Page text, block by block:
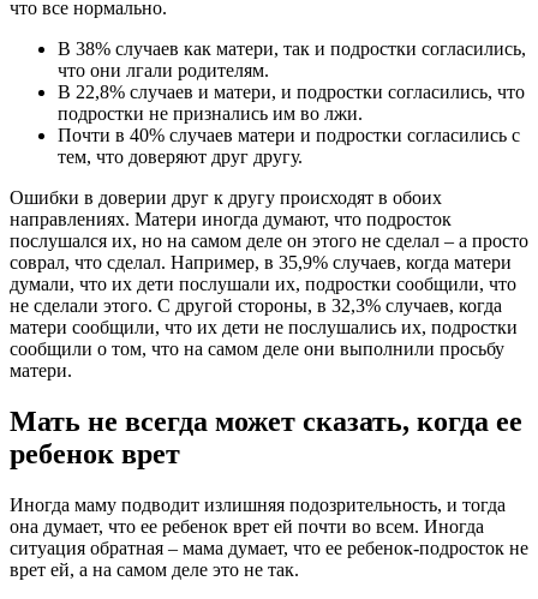
что все нормально.
В 38% случаев как матери, так и подростки согласились,
что они лгали родителям.
В 22,8% случаев и матери, и подростки согласились, что
подростки не признались им во лжи.
Почти в 40% случаев матери и подростки согласились с
тем, что доверяют друг другу.
Ошибки в доверии друг к другу происходят в обоих
направлениях. Матери иногда думают, что подросток
послушался их, но на самом деле он этого не сделал – а просто
соврал, что сделал. Например, в 35,9% случаев, когда матери
думали, что их дети послушали их, подростки сообщили, что
не сделали этого. С другой стороны, в 32,3% случаев, когда
матери сообщили, что их дети не послушались их, подростки
сообщили о том, что на самом деле они выполнили просьбу
матери.
Мать не всегда может сказать, когда ее
ребенок врет
Иногда маму подводит излишняя подозрительность, и тогда
она думает, что ее ребенок врет ей почти во всем. Иногда
ситуация обратная – мама думает, что ее ребенок-подросток не
врет ей, а на самом деле это не так.